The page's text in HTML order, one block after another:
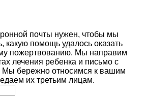
почты нужен, чтобы мы
какую помощь удалось оказать
пожертвованию. Мы направим
лечения ребенка и письмо с
Мы бережно относимся к вашим
их третьим лицам.